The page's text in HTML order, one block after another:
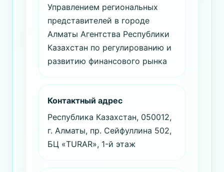
Управлением региональных
представителей в городе
Алматы Агентства Республики
Казахстан по регулированию и
развитию финансового рынка
Контактный адрес
Республика Казахстан, 050012,
г. Алматы, пр. Сейфуллина 502,
БЦ «TURAR», 1-й этаж